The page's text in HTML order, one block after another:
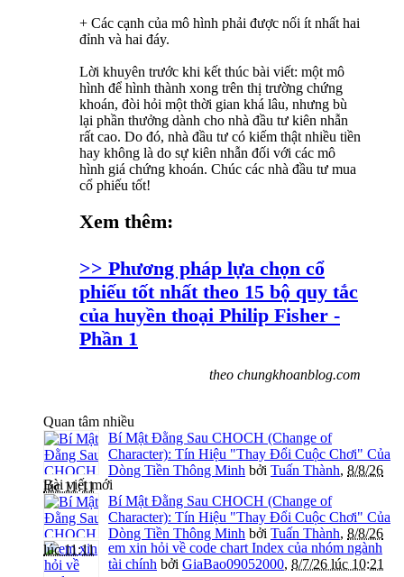
+ Các cạnh của mô hình phải được nối ít nhất hai
đỉnh và hai đáy.
Lời khuyên trước khi kết thúc bài viết: một mô
hình để hình thành xong trên thị trường chứng
khoán, đòi hỏi một thời gian khá lâu, nhưng bù
lại phần thưởng dành cho nhà đầu tư kiên nhẫn
rất cao. Do đó, nhà đầu tư có kiếm thật nhiều tiền
hay không là do sự kiên nhẫn đối với các mô
hình giá chứng khoán. Chúc các nhà đầu tư mua
cổ phiếu tốt!
Xem thêm:
>> Phương pháp lựa chọn cổ
phiếu tốt nhất theo 15 bộ quy tắc
của huyền thoại Philip Fisher -
Phần 1
theo chungkhoanblog.com
Quan tâm nhiều
Bí Mật Đằng Sau CHOCH (Change of
Character): Tín Hiệu "Thay Đổi Cuộc Chơi" Của
Dòng Tiền Thông Minh bởi Tuấn Thành, 8/8/26
lúc 11:11
Bài viết mới
Bí Mật Đằng Sau CHOCH (Change of
Character): Tín Hiệu "Thay Đổi Cuộc Chơi" Của
Dòng Tiền Thông Minh bởi Tuấn Thành, 8/8/26
lúc 11:11
em xin hỏi về code chart Index của nhóm ngành
tài chính bởi GiaBao09052000, 8/7/26 lúc 10:21